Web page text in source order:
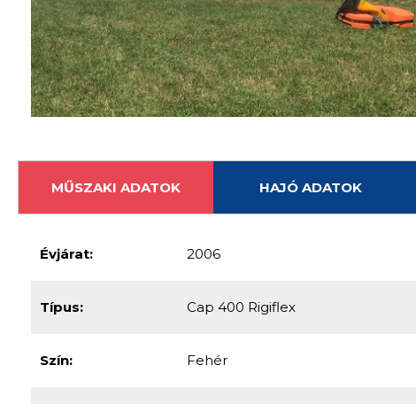
MŰSZAKI ADATOK HAJÓ ADATOK
Évjárat: 2006
Típus: Cap 400 Rigiflex
Szín: Fehér